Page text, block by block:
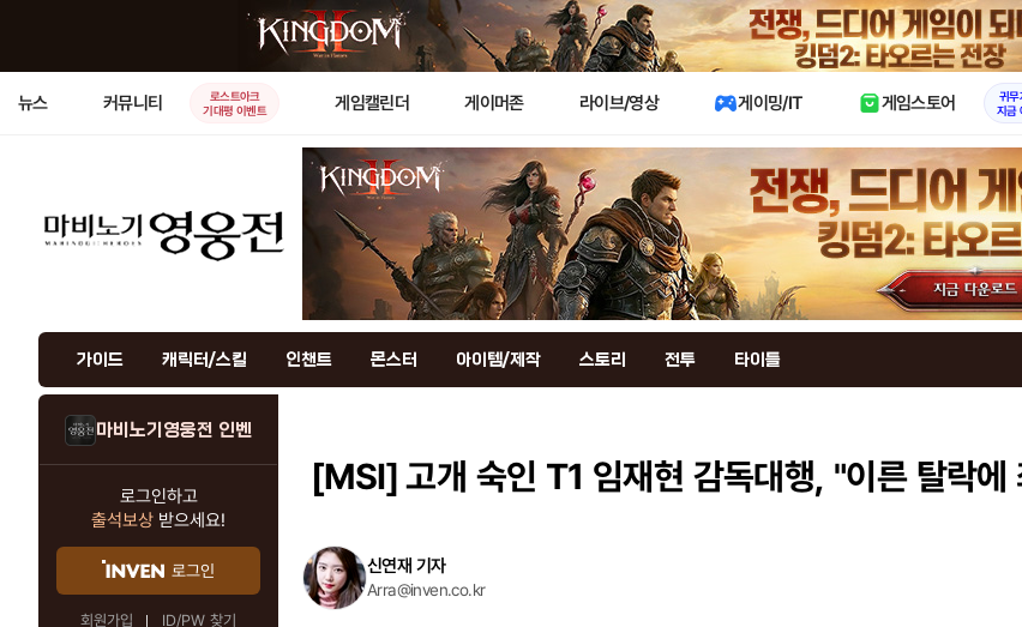
X
뉴스 커뮤니티
로스트아크
기대평 이벤트
게임캘린더 게이머존 라이브/영상 게이밍/IT 게임스토어
귀무
지금
가이드 캐릭터/스킬 인챈트 몬스터 아이템/제작 스토리 전투 타이틀
마비노기영웅전 인벤
로그인하고
출석보상 받으세요!
로그인
회원가입 ID/PW 찾기
[MSI]고개 숙인 T1 임재현 감독대행, "이른 탈락에
신연재 기자
Arra@inven.co.kr